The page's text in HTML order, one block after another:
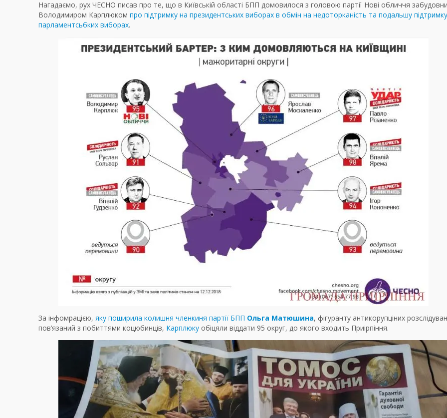
Нагадаємо, рух ЧЕСНО писав про те, що в Київській області БПП домовилося з головою партії Нові обличчя
Володимиром Карплюком про підтримку на президентських виборах в обмін на недоторканість та подальшу
парламентсьбких виборах.
За інфомрацією, яку поширила колишня членкиня партії БПП Ольга Матюшина, фігуранту антикорупціних
пов’язаний з побиттями коцюбинців, Карплюку обіцяли віддати 95 округ, до якого входить Приірпіння.